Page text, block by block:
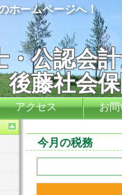
理士
保険
ホームページへ！
アクセス お問
今月の税務